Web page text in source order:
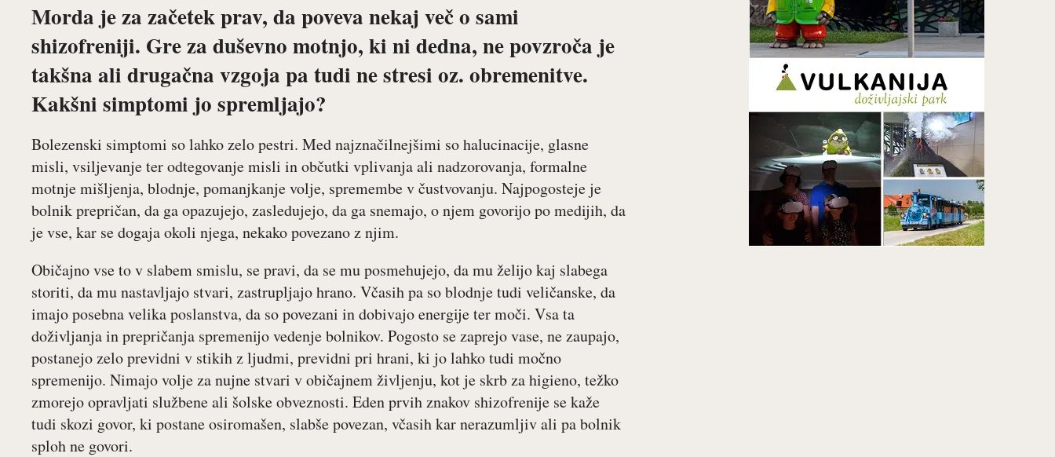
Morda je za začetek prav, da poveva nekaj več o sami
shizofreniji. Gre za duševno motnjo, ki ni dedna, ne povzroča je
takšna ali drugačna vzgoja pa tudi ne stresi oz. obremenitve.
Kakšni simptomi jo spremljajo?
Bolezenski simptomi so lahko zelo pestri. Med najznačilnejšimi so halucinacije, glasne
misli, vsiljevanje ter odtegovanje misli in občutki vplivanja ali nadzorovanja, formalne
motnje mišljenja, blodnje, pomanjkanje volje, spremembe v čustvovanju. Najpogosteje je
bolnik prepričan, da ga opazujejo, zasledujejo, da ga snemajo, o njem govorijo po medijih, da
je vse, kar se dogaja okoli njega, nekako povezano z njim.
Običajno vse to v slabem smislu, se pravi, da se mu posmehujejo, da mu želijo kaj slabega
storiti, da mu nastavljajo stvari, zastrupljajo hrano. Včasih pa so blodnje tudi veličanske, da
imajo posebna velika poslanstva, da so povezani in dobivajo energije ter moči. Vsa ta
doživljanja in prepričanja spremenijo vedenje bolnikov. Pogosto se zaprejo vase, ne zaupajo,
postanejo zelo previdni v stikih z ljudmi, previdni pri hrani, ki jo lahko tudi močno
spremenijo. Nimajo volje za nujne stvari v običajnem življenju, kot je skrb za higieno, težko
zmorejo opravljati službene ali šolske obveznosti. Eden prvih znakov shizofrenije se kaže
tudi skozi govor, ki postane osiromašen, slabše povezan, včasih kar nerazumljiv ali pa bolnik
sploh ne govori.